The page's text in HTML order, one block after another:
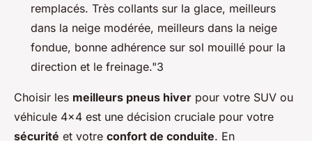
remplacés. Très collants sur la glace, meilleurs
dans la neige modérée, meilleurs dans la neige
fondue, bonne adhérence sur sol mouillé pour la
direction et le freinage."3
Choisir les meilleurs pneus hiver pour votre SUV ou
véhicule 4x4 est une décision cruciale pour votre
sécurité et votre confort de conduite. En